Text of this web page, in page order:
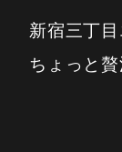
新宿三丁
ちょっと